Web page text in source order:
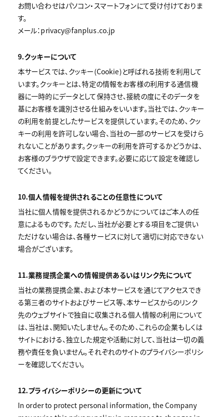
お問い合わせはパソコン・スマートフォンにて受け付けておりま
す。
メール：privacy@fanplus.co.jp
9.クッキーについて
本サービスでは、クッキー(Cookie)と呼ばれる技術を利用して
います。クッキーとは、特定の情報をお客様の利用する通信機
器に一時的にデータとして保持させ、接続の度にそのデータを
基にお客様を識別させる仕組みをいいます。当社では、クッキー
の利用を前提としたサービスを提供しています。そのため、クッ
キーの利用を許可しない場合、当社の一部のサービスを受けら
れないことがあります。クッキーの利用を許可するかどうかは、
お客様のブラウザで設定できます。必要に応じて設定を確認し
てください。
10.個人情報を提供されることの任意性について
当社に個人情報を提供されるかどうかについてはご本人の任
意によるものです。 ただし、当社が必要とする項目をご提供い
ただけない場合は、各種サービスに対して適切に対応できない
場合がございます。
11.業務提携企業への情報提供あるいはリンク先について
当社の業務提携企業、および本サービスを通じてアクセスでき
る第三者のサイトおよびサービス等、本サービスからのリンク
先のウェブサイトで独自に収集される個人情報の利用について
は、当社は、関知いたしません。そのため、これらの企業もしくは
サイトにおける、独立した規定や活動に対して、当社は一切の義
務や責任を負いません。それぞれのサイトのプライバシーポリシ
ーを確認してください。
12.プライバシーポリシーの更新について
In order to protect personal information, the Company